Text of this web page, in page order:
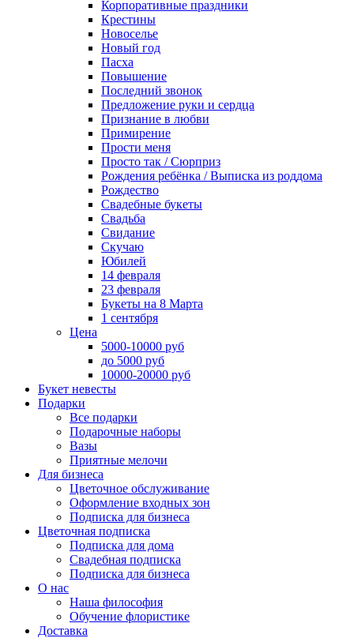
Корпоративные праздники
Крестины
Новоселье
Новый год
Пасха
Повышение
Последний звонок
Предложение руки и сердца
Признание в любви
Примирение
Прости меня
Просто так / Сюрприз
Рождения ребёнка / Выписка из роддома
Рождество
Свадебные букеты
Свадьба
Свидание
Скучаю
Юбилей
14 февраля
23 февраля
Букеты на 8 Марта
1 сентября
Цена
5000-10000 руб
до 5000 руб
10000-20000 руб
Букет невесты
Подарки
Все подарки
Подарочные наборы
Вазы
Приятные мелочи
Для бизнеса
Цветочное обслуживание
Оформление входных зон
Подписка для бизнеса
Цветочная подписка
Подписка для дома
Свадебная подписка
Подписка для бизнеса
О нас
Наша философия
Обучение флористике
Доставка